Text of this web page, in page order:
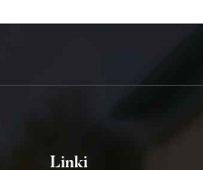
Linki